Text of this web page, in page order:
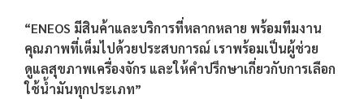
“ENEOS มีสินค้าและบริการที่หลากหลาย พร้อมทีมงาน
คุณภาพที่เต็มไปด้วยประสบการณ์ เราพร้อมเป็นผู้ช่วย
ดูแลสุขภาพเครื่องจักร และให้คำปรึกษาเกี่ยวกับการเลือก
ใช้น้ำมันทุกประเภท”